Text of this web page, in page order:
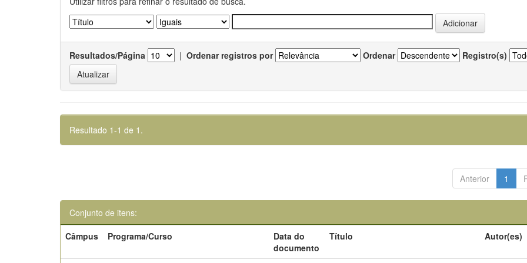
Resultados/Página | Ordenar registros por Ordenar Registro(s)
Resultado 1-1 de 1.
Anterior 1
Conjunto de itens:
Câmpus
Programa/Curso
Data do
documento
Título Autor(es)